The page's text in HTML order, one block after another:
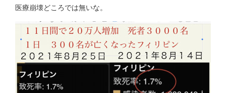
フィリピン経済談義 ファッションを考える
未来２１００研究所他のアイデアマニラ男の手料理 総集編
https://globalclub.amebaownd.com/
医療崩壊どころでは無いな。